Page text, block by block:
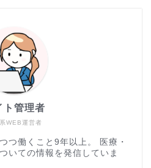
WEB運営者
ト管理者
つ働くこと9年以上。 医療・
いての情報を発信していま